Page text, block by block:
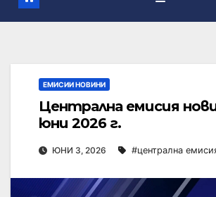
ЕМИСИИ НОВИНИ
Централна емисия
юни 2026 г.
ЮНИ 3, 2026 #централна